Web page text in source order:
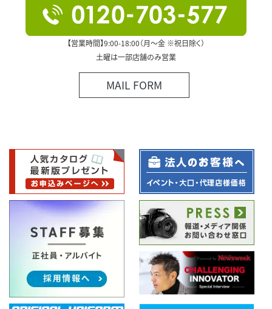
【営業時間】9:00-18:00（月～金 ※祝日除く）
土曜は一部店舗のみ営業
MAIL FORM